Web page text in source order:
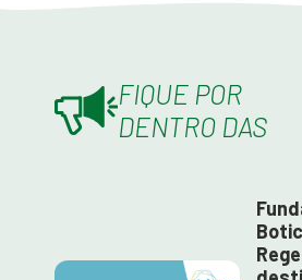
FIQUE POR
DENTRO DAS